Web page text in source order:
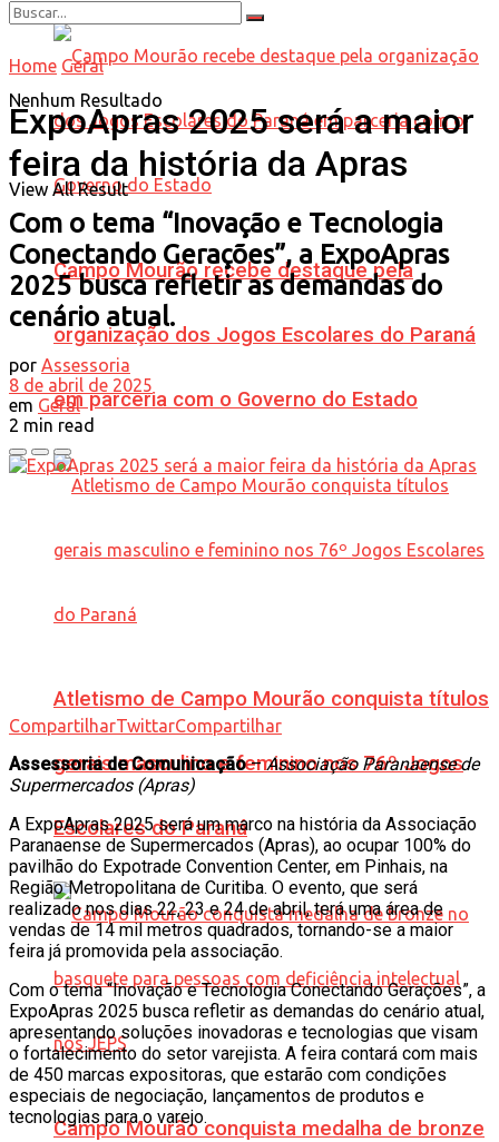
Campo Mourão recebe destaque pela
organização dos Jogos Escolares do Paraná
em parceria com o Governo do Estado
Atletismo de Campo Mourão conquista títulos
gerais masculino e feminino nos 76º Jogos
Escolares do Paraná
Campo Mourão conquista medalha de bronze
Nenhum Resultado
View All Result
Home Geral
ExpoApras 2025 será a maior
feira da história da Apras
Com o tema “Inovação e Tecnologia
Conectando Gerações”, a ExpoApras
2025 busca refletir as demandas do
cenário atual.
por Assessoria
8 de abril de 2025
em Geral
2 min read
CompartilharTwittarCompartilhar
Assessoria de Comunicação–Associação Paranaense de
Supermercados (Apras)
A ExpoApras 2025 será um marco na história da Associação
Paranaense de Supermercados (Apras), ao ocupar 100% do
pavilhão do Expotrade Convention Center, em Pinhais, na
Região Metropolitana de Curitiba. O evento, que será
realizado nos dias 22, 23 e 24 de abril, terá uma área de
vendas de 14 mil metros quadrados, tornando-se a maior
feira já promovida pela associação.
Com o tema “Inovação e Tecnologia Conectando Gerações”, a
ExpoApras 2025 busca refletir as demandas do cenário atual,
apresentando soluções inovadoras e tecnologias que visam
o fortalecimento do setor varejista. A feira contará com mais
de 450 marcas expositoras, que estarão com condições
especiais de negociação, lançamentos de produtos e
tecnologias para o varejo.